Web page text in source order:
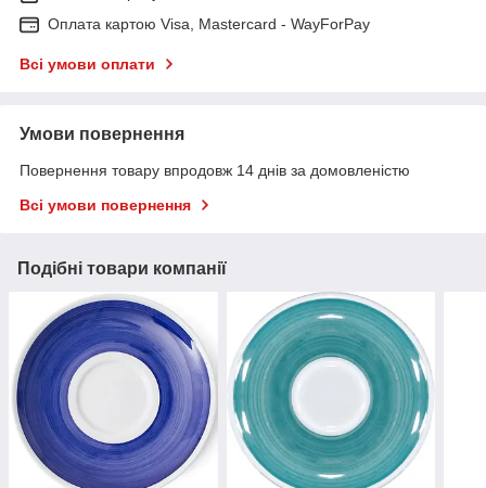
Оплата картою Visa, Mastercard - WayForPay
Всі умови оплати
Умови повернення
Повернення товару впродовж 14 днів за домовленістю
Всі умови повернення
Подібні товари компанії